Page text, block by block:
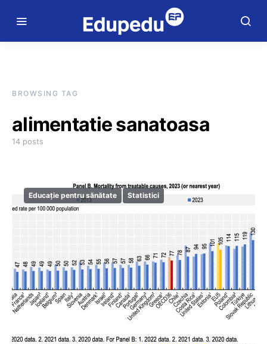
BROWSING TAG
alimentatie sanatoasa
14 posts
Educație pentru sănătate Statistici